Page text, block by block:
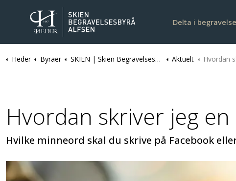
Delta i begravelse
Heder Byraer SKIEN | Skien Begravelsesbyrå Alfsen Aktuelt Hvordan
Hvordan skriver jeg
Hvilke minneord skal du skrive på Facebook